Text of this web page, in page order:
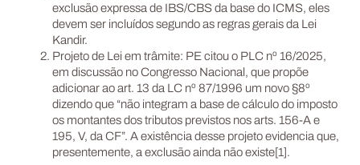
exclusão expressa de IBS/CBS da base do ICMS, eles
devem ser incluídos segundo as regras gerais da Lei
Kandir.
Projeto de Lei em trâmite: PE citou o PLC nº 16/2025,
em discussão no Congresso Nacional, que propõe
adicionar ao art. 13 da LC nº 87/1996 um novo §8º
dizendo que “não integram a base de cálculo do imposto
os montantes dos tributos previstos nos arts. 156-A e
195, V, da CF”. A existência desse projeto evidencia que,
presentemente, a exclusão ainda não existe[1].